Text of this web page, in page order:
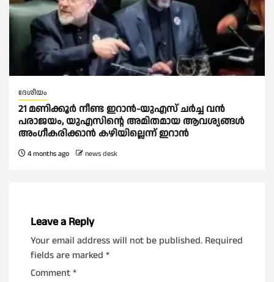
ദേശീയം
21 മണിക്കൂര്‍ നീണ്ട ഇറാൻ-യുഎസ് ചര്‍ച്ച വന്‍
പരാജയം, യുഎസിന്റെ അമിതമായ ആവശ്യങ്ങള്‍
അംഗീകരിക്കാന്‍ കഴിയില്ലെന്ന് ഇറാൻ
4 months ago news desk
Leave a Reply
Your email address will not be published. Required
fields are marked *
Comment*